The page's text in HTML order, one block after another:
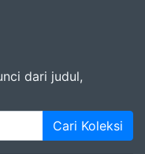
dari judul,
Cari Koleksi